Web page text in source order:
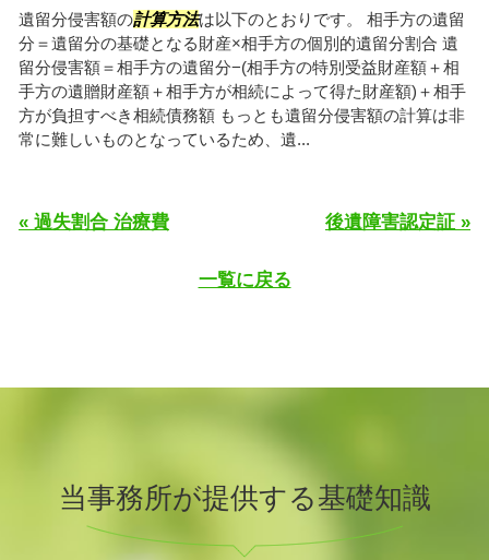
遺留分侵害額の計算方法は以下のとおりです。 相手方の遺留
分＝遺留分の基礎となる財産×相手方の個別的遺留分割合 遺
留分侵害額＝相手方の遺留分−(相手方の特別受益財産額＋相
手方の遺贈財産額＋相手方が相続によって得た財産額)＋相手
方が負担すべき相続債務額 もっとも遺留分侵害額の計算は非
常に難しいものとなっているため、遺...
« 過失割合 治療費 後遺障害認定証 »
一覧に戻る
当事務所が提供する基礎知識